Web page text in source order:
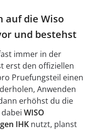
auf die Wiso
und bestehst
immer in der
erst den offiziellen
Pruefungsteil einen
Anwenden
erhöhst du die
WISO
IHK nutzt, planst